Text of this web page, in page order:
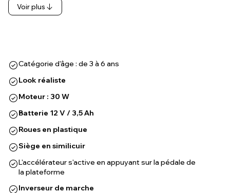
Voir plus
Catégorie d'âge : de 3 à 6 ans
Look réaliste
Moteur : 30 W
Batterie 12 V / 3,5 Ah
Roues en plastique
Siège en similicuir
L'accélérateur s'active en appuyant sur la pédale de
la plateforme
Inverseur de marche